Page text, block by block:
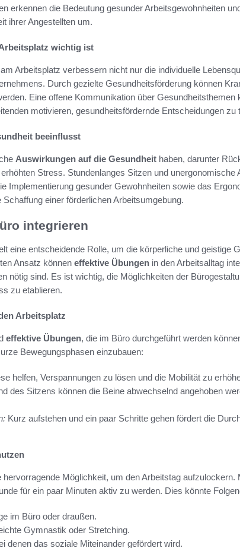
erkennen die Bedeutung gesunder Arbeitsgewohnheiten
ihrer Angestellten um.
wichtig ist
Arbeitsplatz verbessern nicht nur die individuelle
Durch gezielte Gesundheitsförderung können
Eine offene Kommunikation über
motivieren, gesundheitsfördernde Entscheidungen zu
beeinflusst
Auswirkungen auf die Gesundheit haben, darunter
Stress. Stundenlanges Sitzen und unergonomische
Implementierung gesunder Gewohnheiten sowie das
einer förderlichen Arbeitsumgebung.
integrieren
eine entscheidende Rolle, um die körperliche und geistige
Ansatz können effektive Übungen in den Arbeitsalltag
nötig sind. Es ist wichtig, die Möglichkeiten der
zu etablieren.
Arbeitsplatz
effektive Übungen, die im Büro durchgeführt werden
Bewegungsphasen einzubauen:
helfen, Verspannungen zu lösen und die Mobilität zu
des Sitzens können die Beine abwechselnd angehoben
Kurz aufstehen und ein paar Schritte gehen fördert die
hervorragende Möglichkeit, um den Arbeitstag aufzulockern.
für ein paar Minuten aktiv zu werden. Dies könnte
im Büro oder draußen.
Gymnastik oder Stretching.
denen das soziale Miteinander gefördert wird.